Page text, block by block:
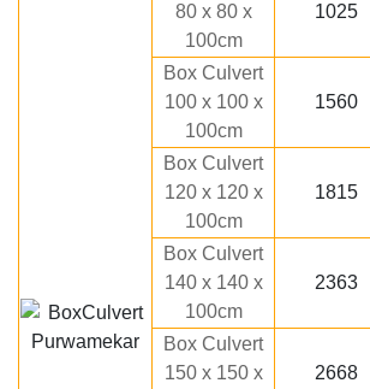
80 x 80 x
100cm
1025
Box Culvert
100 x 100 x
100cm
1560
Box Culvert
120 x 120 x
100cm
1815
Box Culvert
140 x 140 x
100cm
2363
Box Culvert
150 x 150 x
2668